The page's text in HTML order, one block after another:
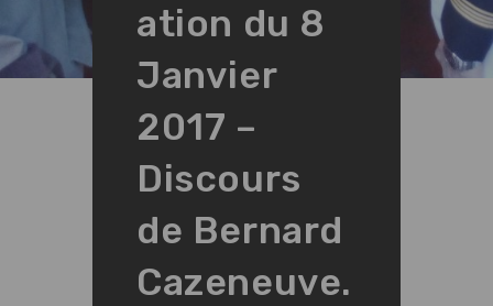
ation du 8
Janvier
2017 –
Discours
de Bernard
Cazeneuve.